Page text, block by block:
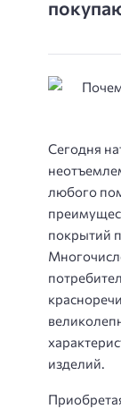
Сегодня
любого
покрытий
изделий.